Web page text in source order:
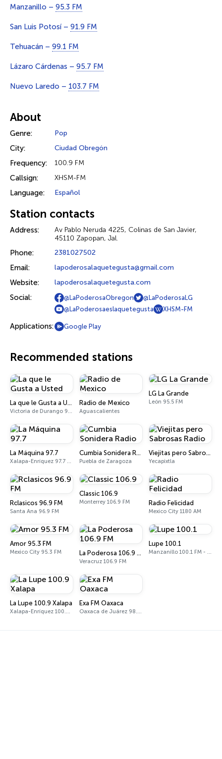
Manzanillo – 95.3 FM
San Luis Potosí – 91.9 FM
Tehuacán – 99.1 FM
Lázaro Cárdenas – 95.7 FM
Nuevo Laredo – 103.7 FM
About
Genre: Pop
City: Ciudad Obregón
Frequency: 100.9 FM
Callsign: XHSM-FM
Language: Español
Station contacts
Address:
Av Pablo Neruda 4225, Colinas de San Javier,
45110 Zapopan, Jal.
Phone: 2381027502
Email: lapoderosalaquetegusta@gmail.com
Website: lapoderosalaquetegusta.com
Social: @LaPoderosaObregon
@LaPoderosaLG
@LaPoderosaeslaquetegusta
XHSM-FM
Applications: Google Play
Recommended stations
La que le Gusta a Usted
Victoria de Durango 98.9 FM
Radio de Mexico
Aguascalientes
LG La Grande
León 95.5 FM
La Máquina 97.7
Xalapa-Enríquez 97.7 FM
Cumbia Sonidera Radio
Puebla de Zaragoza
Viejitas pero Sabrosas Radio
Yecapixtla
Rclasicos 96.9 FM
Santa Ana 96.9 FM
Classic 106.9
Monterrey 106.9 FM Radio Felicidad
Mexico City 1180 AM
Amor 95.3 FM
Mexico City 95.3 FM La Poderosa 106.9 FM
Veracruz 106.9 FM
Lupe 100.1
Manzanillo 100.1 FM - 560 AM
La Lupe 100.9 Xalapa
Xalapa-Enríquez 100.9 FM
Exa FM Oaxaca
Oaxaca de Juárez 98.5 FM